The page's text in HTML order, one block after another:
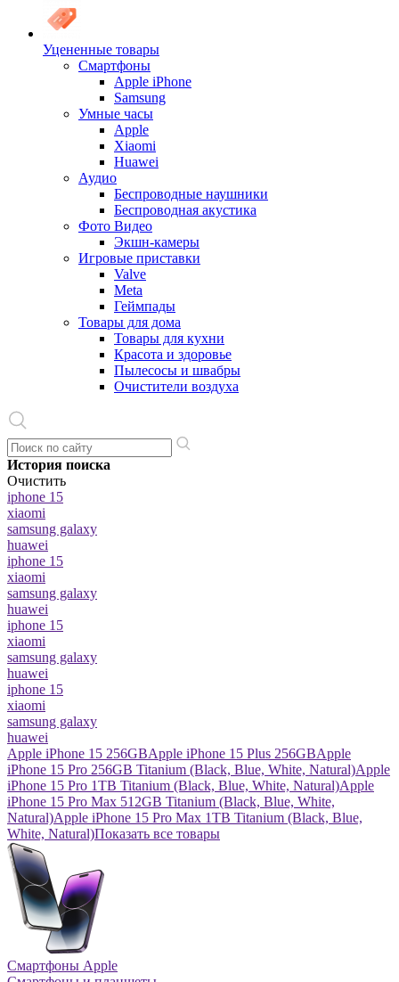
Уцененные товары
Cмартфоны
Apple iPhone
Samsung
Умные часы
Apple
Xiaomi
Huawei
Аудио
Беспроводные наушники
Беспроводная акустика
Фото Видео
Экшн-камеры
Игровые приставки
Valve
Meta
Геймпады
Товары для дома
Товары для кухни
Красота и здоровье
Пылесосы и швабры
Очистители воздуха
История поиска
Очистить
iphone 15
xiaomi
samsung galaxy
huawei
iphone 15
xiaomi
samsung galaxy
huawei
iphone 15
xiaomi
samsung galaxy
huawei
iphone 15
xiaomi
samsung galaxy
huawei
Apple iPhone 15 256GBApple iPhone 15 Plus 256GBApple
iPhone 15 Pro 256GB Titanium (Black, Blue, White, Natural)Apple
iPhone 15 Pro 1TB Titanium (Black, Blue, White, Natural)Apple
iPhone 15 Pro Max 512GB Titanium (Black, Blue, White,
Natural)Apple iPhone 15 Pro Max 1TB Titanium (Black, Blue,
White, Natural)Показать все товары
Смартфоны Apple